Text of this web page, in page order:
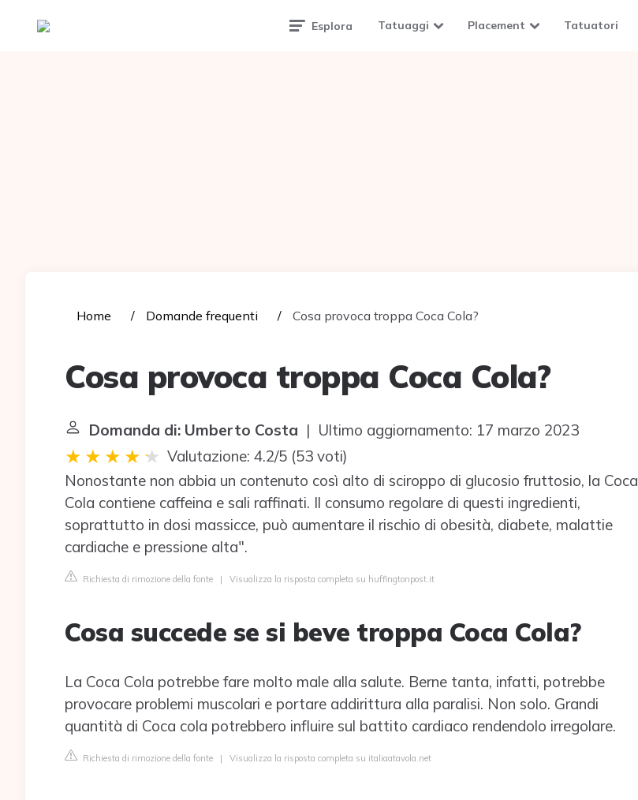
Tattoomuse.it Esplora Tatuaggi Placement Tatuatori
Home Domande frequenti Cosa provoca troppa Coca Cola?
Cosa provoca troppa Coca Cola?
Domanda di: Umberto Costa | Ultimo aggiornamento: 17 marzo 2023
Valutazione: 4.2/5 (53 voti)
Nonostante non abbia un contenuto così alto di sciroppo di glucosio fruttosio, la Coca
Cola contiene caffeina e sali raffinati. Il consumo regolare di questi ingredienti,
soprattutto in dosi massicce, può aumentare il rischio di obesità, diabete, malattie
cardiache e pressione alta".
Richiesta di rimozione della fonte | Visualizza la risposta completa su huffingtonpost.it
Cosa succede se si beve troppa Coca Cola?
La Coca Cola potrebbe fare molto male alla salute. Berne tanta, infatti, potrebbe
provocare problemi muscolari e portare addirittura alla paralisi. Non solo. Grandi
quantità di Coca cola potrebbero influire sul battito cardiaco rendendolo irregolare.
Richiesta di rimozione della fonte | Visualizza la risposta completa su italiaatavola.net